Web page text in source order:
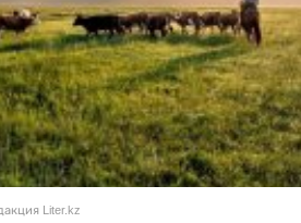
Liter.kz